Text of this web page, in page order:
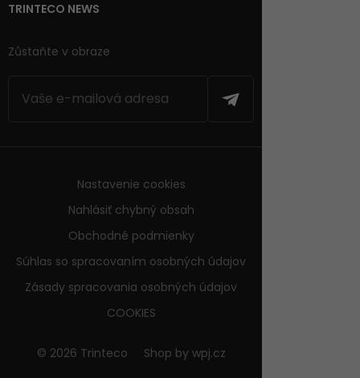
TRINTECO NEWS
Zůstaňte v obraze
© 2026 Trinteco
Nastavenie cookies
Nahlásiť chybný obsah
Obchodné podmienky
Súhlas so spracovaním osobných údajov
Zásady spracovania osobných údajov
COOKIES
Shop by wpj.cz